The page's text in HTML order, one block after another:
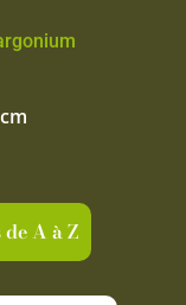
A à Z